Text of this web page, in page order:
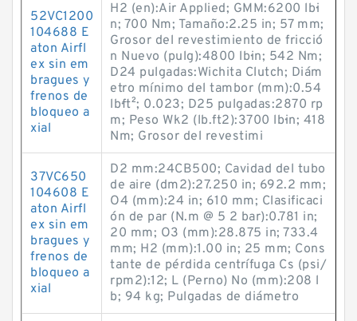
52VC1200
104688 E
aton Airfl
ex sin em
bragues y
frenos de
bloqueo a
xial
H2 (en):Air Applied; GMM:6200 lb·i
n; 700 Nm; Tamaño:2.25 in; 57 mm;
Grosor del revestimiento de fricció
n Nuevo (pulg):4800 lb·in; 542 Nm;
D24 pulgadas:Wichita Clutch; Diám
etro mínimo del tambor (mm):0.54
lb·ft²; 0.023; D25 pulgadas:2870 rp
m; Peso Wk2 (lb.ft2):3700 lb·in; 418
Nm; Grosor del revestimi
37VC650
104608 E
aton Airfl
ex sin em
bragues y
frenos de
bloqueo a
xial
D2 mm:24CB500; Cavidad del tubo
de aire (dm2):27.250 in; 692.2 mm;
O4 (mm):24 in; 610 mm; Clasificaci
ón de par (N.m @ 5 2 bar):0.781 in;
20 mm; O3 (mm):28.875 in; 733.4
mm; H2 (mm):1.00 in; 25 mm; Cons
tante de pérdida centrífuga Cs (psi/
rpm2):12; L (Perno) No (mm):208 l
b; 94 kg; Pulgadas de diámetro